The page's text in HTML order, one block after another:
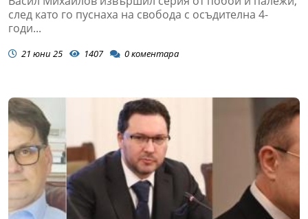
след като го пуснаха на свобода с осъдителна 4-
годи...
21 юни 25 1407 0коментара